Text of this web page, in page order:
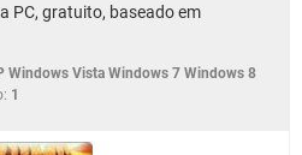
PC, gratuito, baseado em
Windows Vista Windows 7 Windows 8
1